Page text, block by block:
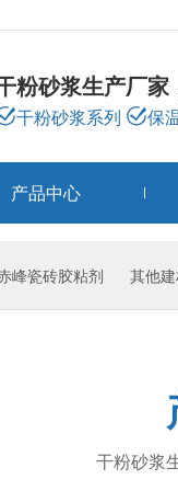
粉砂浆生产厂家
干粉砂浆系列 保
产品中心
峰瓷砖胶粘剂 其他
干粉砂浆